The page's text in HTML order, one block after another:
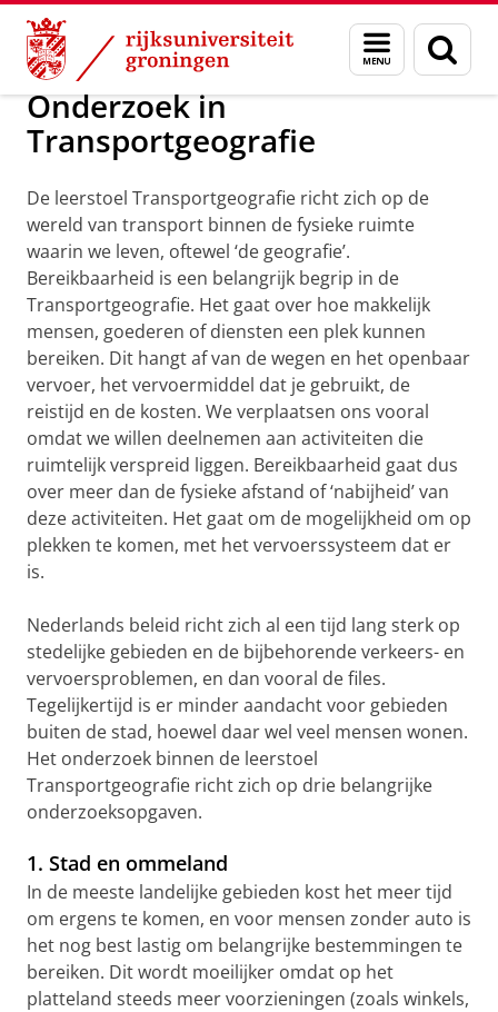
Skip
Content
Skip
Navigation
Menu
en
zoeken
Onderzoek Urban and Regional Studies Institute Menu
Onderzoek in
Transportgeografie
De leerstoel Transportgeografie richt zich op de
wereld van transport binnen de fysieke ruimte
waarin we leven, oftewel ‘de geografie’.
Bereikbaarheid is een belangrijk begrip in de
Transportgeografie. Het gaat over hoe makkelijk
mensen, goederen of diensten een plek kunnen
bereiken. Dit hangt af van de wegen en het openbaar
vervoer, het vervoermiddel dat je gebruikt, de
reistijd en de kosten. We verplaatsen ons vooral
omdat we willen deelnemen aan activiteiten die
ruimtelijk verspreid liggen. Bereikbaarheid gaat dus
over meer dan de fysieke afstand of ‘nabijheid’ van
deze activiteiten. Het gaat om de mogelijkheid om op
plekken te komen, met het vervoerssysteem dat er
is.
Nederlands beleid richt zich al een tijd lang sterk op
stedelijke gebieden en de bijbehorende verkeers- en
vervoersproblemen, en dan vooral de files.
Tegelijkertijd is er minder aandacht voor gebieden
buiten de stad, hoewel daar wel veel mensen wonen.
Het onderzoek binnen de leerstoel
Transportgeografie richt zich op drie belangrijke
onderzoeksopgaven.
1. Stad en ommeland
In de meeste landelijke gebieden kost het meer tijd
om ergens te komen, en voor mensen zonder auto is
het nog best lastig om belangrijke bestemmingen te
bereiken. Dit wordt moeilijker omdat op het
platteland steeds meer voorzieningen (zoals winkels,